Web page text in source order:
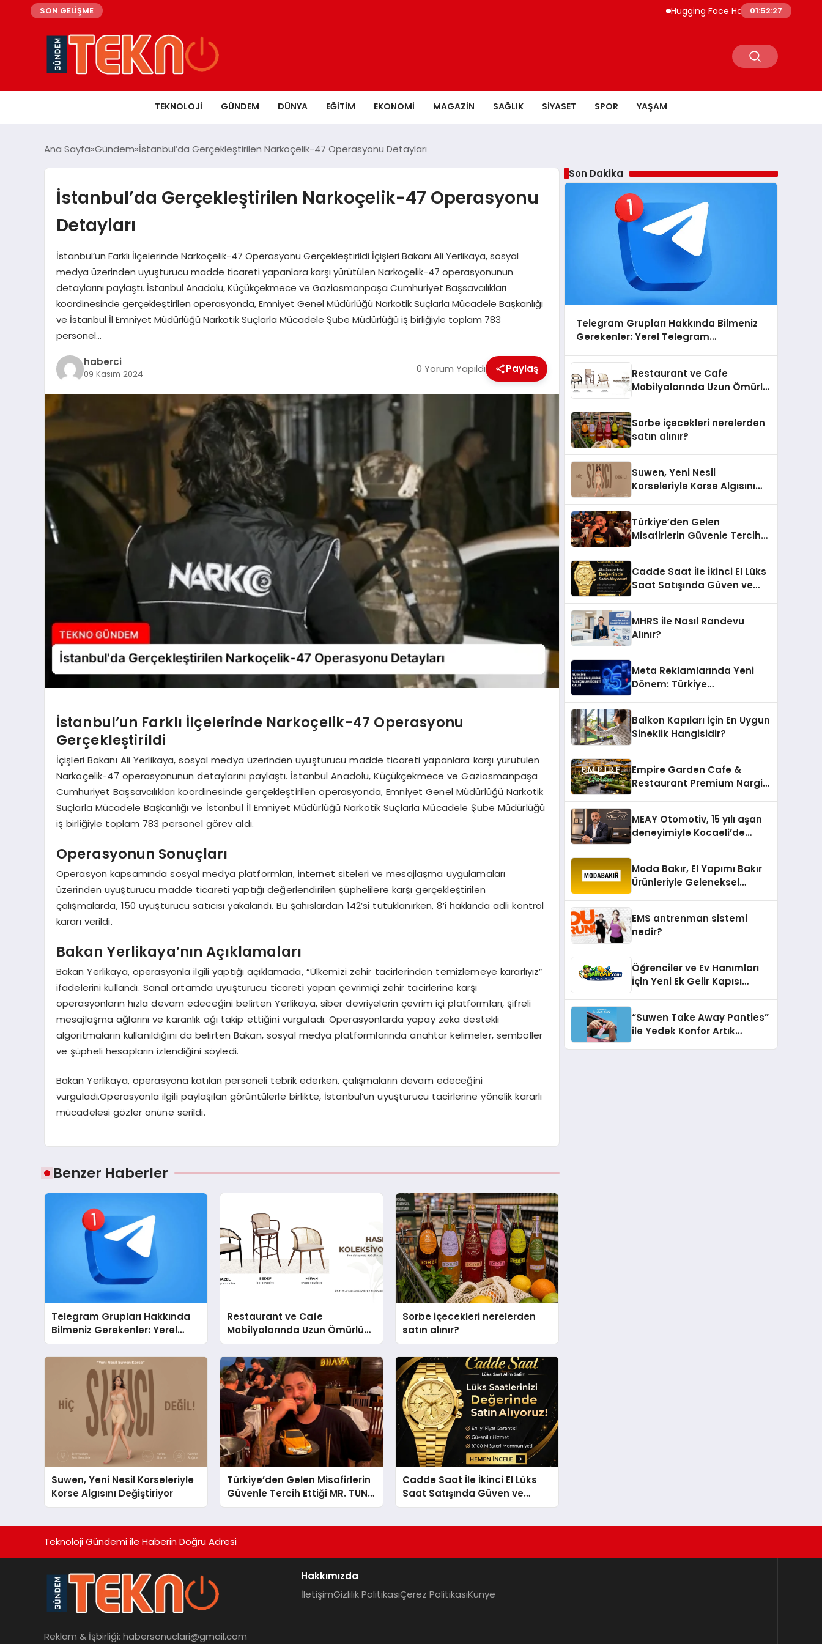
SON GELİŞME Hugging Face Hackleyen OpenAI Ajanı
01:52:28
TEKNOLOJI GÜNDEM DÜNYA EĞITIM EKONOMI MAGAZIN SAĞLIK SIYASET SPOR YAŞAM
Ana Sayfa Gündem İstanbul’da Gerçekleştirilen Narkoçelik-47 Operasyonu Detayları
İstanbul’da Gerçekleştirilen Narkoçelik-47 Operasyonu
Detayları
İstanbul’un Farklı İlçelerinde Narkoçelik-47 Operasyonu Gerçekleştirildi İçişleri Bakanı Ali Yerlikaya, sosyal
medya üzerinden uyuşturucu madde ticareti yapanlara karşı yürütülen Narkoçelik-47 operasyonunun
detaylarını paylaştı. İstanbul Anadolu, Küçükçekmece ve Gaziosmanpaşa Cumhuriyet Başsavcılıkları
koordinesinde gerçekleştirilen operasyonda, Emniyet Genel Müdürlüğü Narkotik Suçlarla Mücadele Başkanlığı
ve İstanbul İl Emniyet Müdürlüğü Narkotik Suçlarla Mücadele Şube Müdürlüğü iş birliğiyle toplam 783
personel…
haberci
09 Kasım 2024 0 Yorum Yapıldı Paylaş
İstanbul’un Farklı İlçelerinde Narkoçelik-47 Operasyonu
Gerçekleştirildi
İçişleri Bakanı Ali Yerlikaya, sosyal medya üzerinden uyuşturucu madde ticareti yapanlara karşı yürütülen
Narkoçelik-47 operasyonunun detaylarını paylaştı. İstanbul Anadolu, Küçükçekmece ve Gaziosmanpaşa
Cumhuriyet Başsavcılıkları koordinesinde gerçekleştirilen operasyonda, Emniyet Genel Müdürlüğü Narkotik
Suçlarla Mücadele Başkanlığı ve İstanbul İl Emniyet Müdürlüğü Narkotik Suçlarla Mücadele Şube Müdürlüğü
iş birliğiyle toplam 783 personel görev aldı.
Operasyonun Sonuçları
Operasyon kapsamında sosyal medya platformları, internet siteleri ve mesajlaşma uygulamaları
üzerinden uyuşturucu madde ticareti yaptığı değerlendirilen şüphelilere karşı gerçekleştirilen
çalışmalarda, 150 uyuşturucu satıcısı yakalandı. Bu şahıslardan 142’si tutuklanırken, 8’i hakkında adli kontrol
kararı verildi.
Bakan Yerlikaya’nın Açıklamaları
Bakan Yerlikaya, operasyonla ilgili yaptığı açıklamada, “Ülkemizi zehir tacirlerinden temizlemeye kararlıyız”
ifadelerini kullandı. Sanal ortamda uyuşturucu ticareti yapan çevrimiçi zehir tacirlerine karşı
operasyonların hızla devam edeceğini belirten Yerlikaya, siber devriyelerin çevrim içi platformları, şifreli
mesajlaşma ağlarını ve karanlık ağı takip ettiğini vurguladı. Operasyonlarda yapay zeka destekli
algoritmaların kullanıldığını da belirten Bakan, sosyal medya platformlarında anahtar kelimeler, semboller
ve şüpheli hesapların izlendiğini söyledi.
Bakan Yerlikaya, operasyona katılan personeli tebrik ederken, çalışmaların devam edeceğini
vurguladı.Operasyonla ilgili paylaşılan görüntülerle birlikte, İstanbul’un uyuşturucu tacirlerine yönelik kararlı
mücadelesi gözler önüne serildi.
Benzer Haberler
Telegram Grupları Hakkında
Bilmeniz Gerekenler: Yerel
Telegram Gruplarıyla
Şehrinizdeki Topluluklara
Restaurant ve Cafe
Mobilyalarında Uzun Ömürlü
Sandalye Nasıl Seçilir?
Sorbe içecekleri nerelerden
satın alınır?
Suwen, Yeni Nesil Korseleriyle
Korse Algısını Değiştiriyor
Türkiye’den Gelen Misafirlerin
Güvenle Tercih Ettiği MR. TUNA
Restaurant Uluslararası
Cadde Saat İle İkinci El Lüks
Saat Satışında Güven ve
Doğru Değerleme
Son Dakika
Telegram Grupları Hakkında Bilmeniz
Gerekenler: Yerel Telegram
Ulaşın
Restaurant ve Cafe
Mobilyalarında Uzun Ömürlü
Sorbe içecekleri nerelerden
satın alınır?
Suwen, Yeni Nesil
Korseleriyle Korse Algısını
Türkiye’den Gelen
Misafirlerin Güvenle Tercih
Dikkat Çekiyor
Cadde Saat İle İkinci El Lüks
Saat Satışında Güven ve
MHRS ile Nasıl Randevu
Alınır?
Meta Reklamlarında Yeni
Dönem: Türkiye
Balkon Kapıları İçin En Uygun
Sineklik Hangisidir?
Empire Garden Cafe &
Restaurant Premium Nargile
MEAY Otomotiv, 15 yılı aşan
deneyimiyle Kocaeli’de
Moda Bakır, El Yapımı Bakır
Ürünleriyle Geleneksel
EMS antrenman sistemi
nedir?
Öğrenciler ve Ev Hanımları
İçin Yeni Ek Gelir Kapısı
“Suwen Take Away Panties”
ile Yedek Konfor Artık
Teknoloji Gündemi ile Haberin Doğru Adresi
Reklam & İşbirliği: habersonuclari@gmail.com
Hakkımızda
İletişimGizlilik PolitikasıÇerez PolitikasıKünye